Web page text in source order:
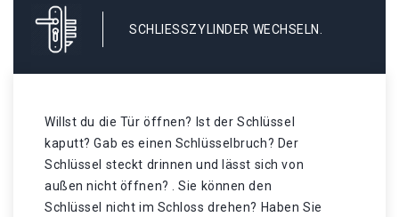
SCHLIESSZYLINDER WECHSELN.
Willst du die Tür öffnen? Ist der Schlüssel
kaputt? Gab es einen Schlüsselbruch? Der
Schlüssel steckt drinnen und lässt sich von
außen nicht öffnen? . Sie können den
Schlüssel nicht im Schloss drehen? Haben Sie